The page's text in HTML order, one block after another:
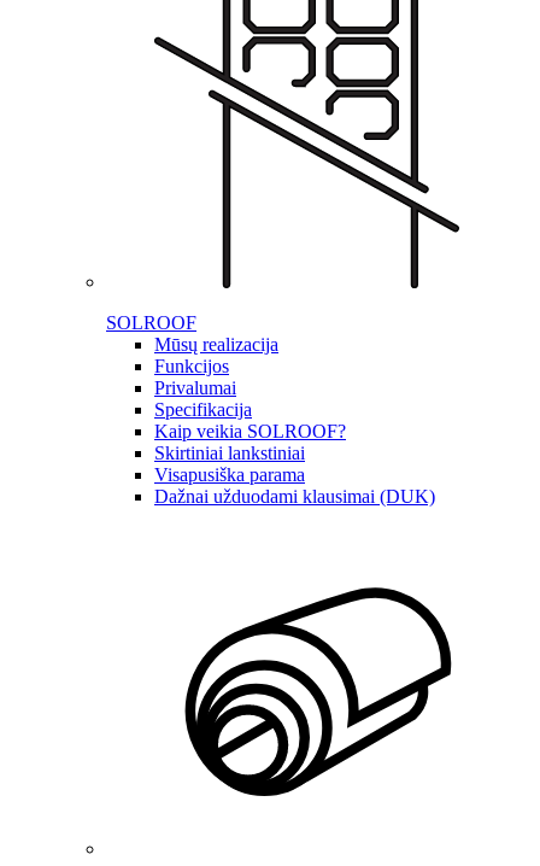
SOLROOF
Mūsų realizacija
Funkcijos
Privalumai
Specifikacija
Kaip veikia SOLROOF?
Skirtiniai lankstiniai
Visapusiška parama
Dažnai užduodami klausimai (DUK)